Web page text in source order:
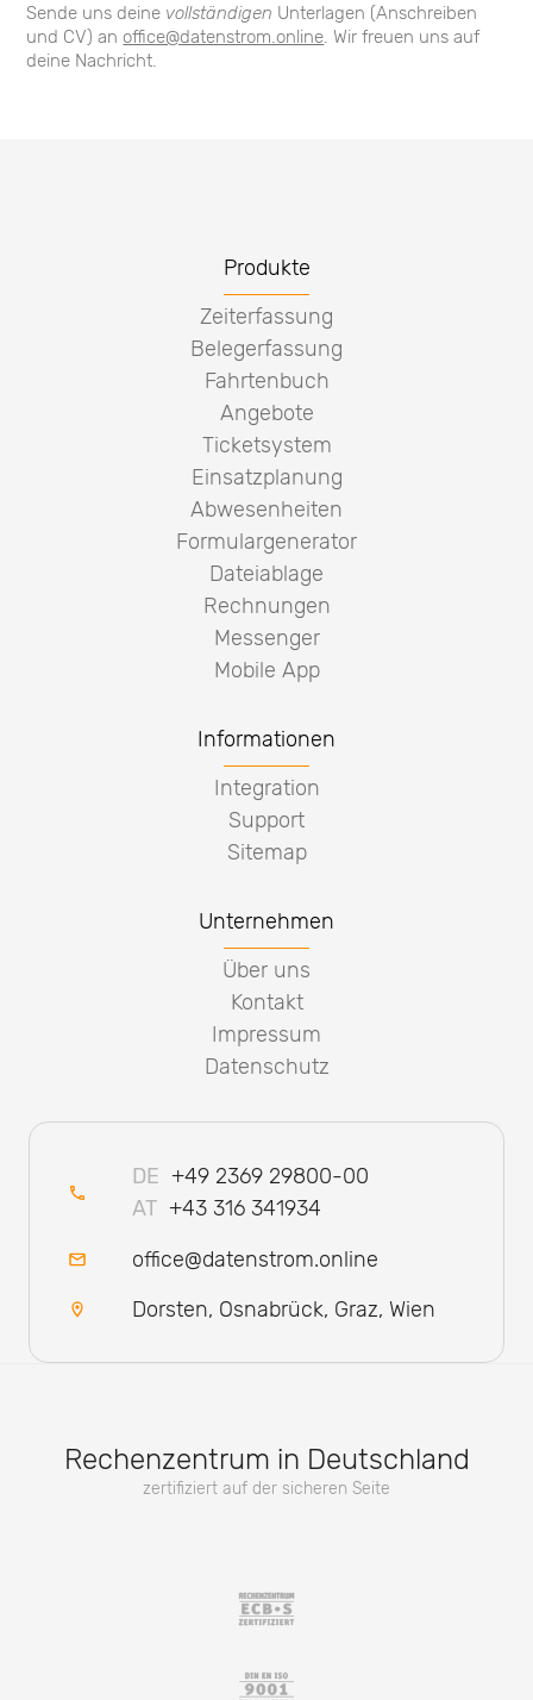
Sende uns deine vollständigen Unterlagen (Anschreiben
und CV) an office@datenstrom.online . Wir freuen uns auf
deine Nachricht.
Produkte
Zeiterfassung
Belegerfassung
Fahrtenbuch
Angebote
Ticketsystem
Einsatzplanung
Abwesenheiten
Formulargenerator
Dateiablage
Rechnungen
Messenger
Mobile App
Informationen
Integration
Support
Sitemap
Unternehmen
Über uns
Kontakt
Impressum
Datenschutz
DE +49 2369 29800-00
AT +43 316 341934
office@datenstrom.online
Dorsten, Osnabrück, Graz, Wien
Rechenzentrum in Deutschland
zertifiziert auf der sicheren Seite